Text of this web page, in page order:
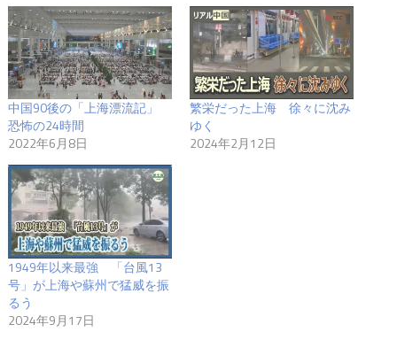
中国90後の「上海漂流記」
恐怖の24時間
2022年6月8日
繁栄だった上海 徐々に沈み
ゆく
2024年2月12日
1949年以来最強 「台風13
号」が上海や蘇州で猛威を振
るう
2024年9月17日